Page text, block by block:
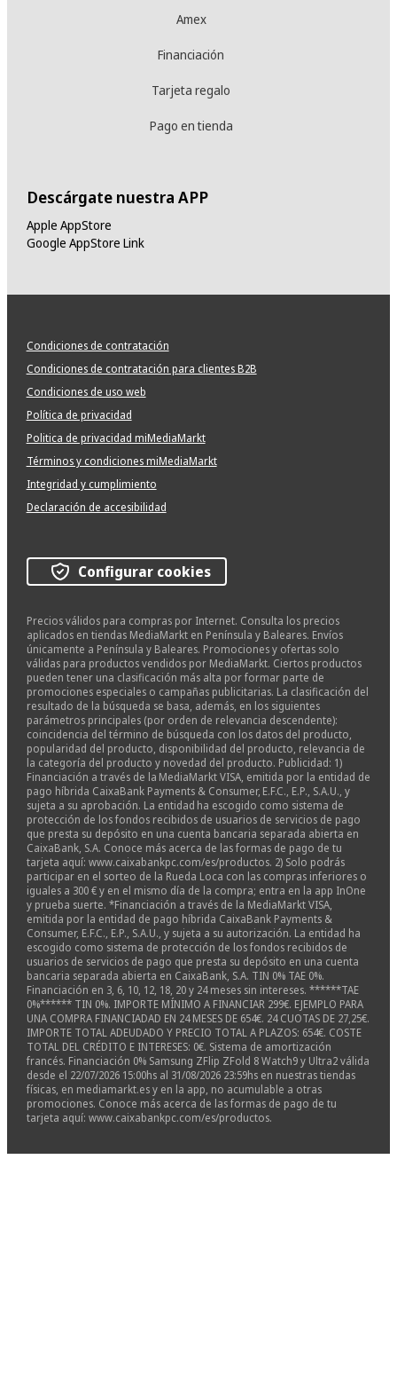
Amex
Financiación
Tarjeta regalo
Pago en tienda
Descárgate nuestra APP
Apple AppStore
Google AppStore Link
Condiciones de contratación
Condiciones de contratación para clientes B2B
Condiciones de uso web
Política de privacidad
Politica de privacidad miMediaMarkt
Términos y condiciones miMediaMarkt
Integridad y cumplimiento
Declaración de accesibilidad
Configurar cookies
Precios válidos para compras por Internet. Consulta los precios
aplicados en tiendas MediaMarkt en Península y Baleares. Envíos
únicamente a Península y Baleares. Promociones y ofertas solo
válidas para productos vendidos por MediaMarkt. Ciertos productos
pueden tener una clasificación más alta por formar parte de
promociones especiales o campañas publicitarias. La clasificación del
resultado de la búsqueda se basa, además, en los siguientes
parámetros principales (por orden de relevancia descendente):
coincidencia del término de búsqueda con los datos del producto,
popularidad del producto, disponibilidad del producto, relevancia de
la categoría del producto y novedad del producto. Publicidad: 1)
Financiación a través de la MediaMarkt VISA, emitida por la entidad de
pago híbrida CaixaBank Payments & Consumer, E.F.C., E.P., S.A.U., y
sujeta a su aprobación. La entidad ha escogido como sistema de
protección de los fondos recibidos de usuarios de servicios de pago
que presta su depósito en una cuenta bancaria separada abierta en
CaixaBank, S.A. Conoce más acerca de las formas de pago de tu
tarjeta aquí: www.caixabankpc.com/es/productos. 2) Solo podrás
participar en el sorteo de la Rueda Loca con las compras inferiores o
iguales a 300 € y en el mismo día de la compra; entra en la app InOne
y prueba suerte. *Financiación a través de la MediaMarkt VISA,
emitida por la entidad de pago híbrida CaixaBank Payments &
Consumer, E.F.C., E.P., S.A.U., y sujeta a su autorización. La entidad ha
escogido como sistema de protección de los fondos recibidos de
usuarios de servicios de pago que presta su depósito en una cuenta
bancaria separada abierta en CaixaBank, S.A. TIN 0% TAE 0%.
Financiación en 3, 6, 10, 12, 18, 20 y 24 meses sin intereses. ******TAE
0%****** TIN 0%. IMPORTE MÍNIMO A FINANCIAR 299€. EJEMPLO PARA
UNA COMPRA FINANCIADAD EN 24 MESES DE 654€. 24 CUOTAS DE 27,25€.
IMPORTE TOTAL ADEUDADO Y PRECIO TOTAL A PLAZOS: 654€. COSTE
TOTAL DEL CRÉDITO E INTERESES: 0€. Sistema de amortización
francés. Financiación 0% Samsung ZFlip ZFold 8 Watch9 y Ultra2 válida
desde el 22/07/2026 15:00hs al 31/08/2026 23:59hs en nuestras tiendas
físicas, en mediamarkt.es y en la app, no acumulable a otras
promociones. Conoce más acerca de las formas de pago de tu
tarjeta aquí: www.caixabankpc.com/es/productos.